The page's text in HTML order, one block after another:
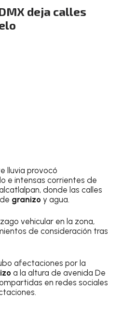
deja calles
lluvia provocó
e intensas corrientes de
donde las calles
granizo y agua.
vehicular en la zona,
de consideración tras
afectaciones por la
a la altura de avenida De
en redes sociales